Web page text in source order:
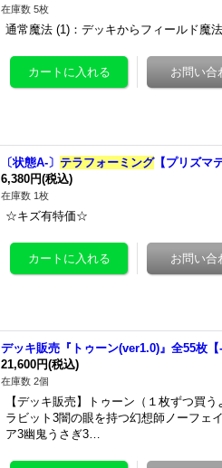
在庫数 5枚
通常魔法 (1)：デッキからフィールド魔
〔状態A-〕 テラフォーミング【プリズマ
6,380円(税込)
在庫数 1枚
☆キズ有特価☆
デッキ販売『トゥーン(ver1.0)』全55枚【
21,600円(税込)
在庫数 2個
【デッキ販売】トゥーン（１枚ずつ買
ラビット3闇の眼を持つ幻想師ノーフェ
ア3幽鬼うさぎ3…